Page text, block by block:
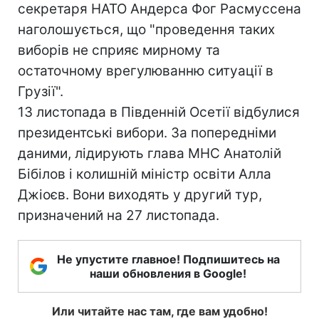
секретаря НАТО Андерса Фог Расмуссена
наголошується, що "проведення таких
виборів не сприяє мирному та
остаточному врегулюванню ситуації в
Грузії".
13 листопада в Південній Осетії відбулися
президентські вибори. За попередніми
даними, лідирують глава МНС Анатолій
Бібілов і колишній міністр освіти Алла
Джіоєв. Вони виходять у другий тур,
призначений на 27 листопада.
Не упустите главное! Подпишитесь на
наши обновления в Google!
Или читайте нас там, где вам удобно!